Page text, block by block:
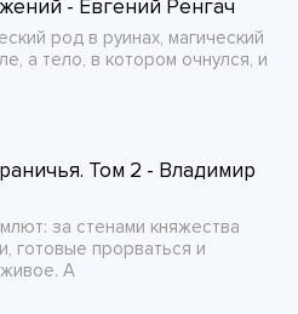
- Евгений Ренгач
род в руинах, магический
а тело, в котором очнулся, и
Том 2 - Владимир
за стенами княжества
готовые прорваться и
А